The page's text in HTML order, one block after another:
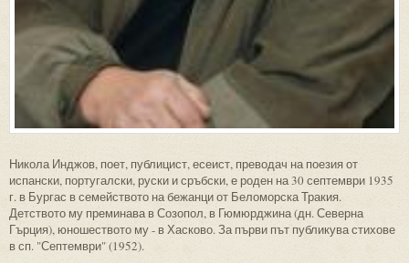
Никола Инджов, поет, публицист, есеист, преводач на поезия от
испански, португалски, руски и сръбски, е роден на 30 септември 1935
г. в Бургас в семейството на бежанци от Беломорска Тракия.
Детството му преминава в Созопол, в Гюмюрджина (дн. Северна
Гърция), юношеството му - в Хасково. За първи път публикува стихове
в сп. "Септември" (1952).